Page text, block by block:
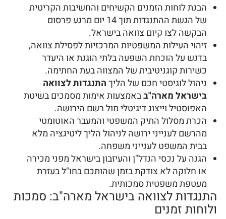
הבנת לוחות הזמנים הקשיחים והחשיבות הקריטית
של הגשת ההתנגדות תוך 14 יום מרגע פרסום
הבקשה לצו קיום צוואה בישראל.
זיהוי העילות המשפטיות המרכזיות לפסילת צוואה,
בדגש על הוכחת השפעה בלתי הוגנת או היעדר
כשירות קוגניטיבית של המצווה בעת החתימה.
ניהול לוגיסטי חכם של הליךהתנגדות לצוואה
בישראל מארה"בבאמצעות אימות מסמכים בשיטת
האפוסטיל וייצוג דיגיטלי מול רשם הירושה.
הכרת מסלול התיק המשפטי והמעבר האוטומטי
מהרשם לענייני ירושה לניהול הליך ליטיגציה מלא
בבית המשפט לענייני משפחה.
הגנה על נכסי הנדל"ן והעיזבון בישראל מפני מכירה
או חלוקה לא צודקת בזמן שהותכם בחו"ל בעזרת
מעטפת משפטית סמכותית.
התנגדות לצוואה בישראל מארה"ב: סמכות
ולוחות זמנים